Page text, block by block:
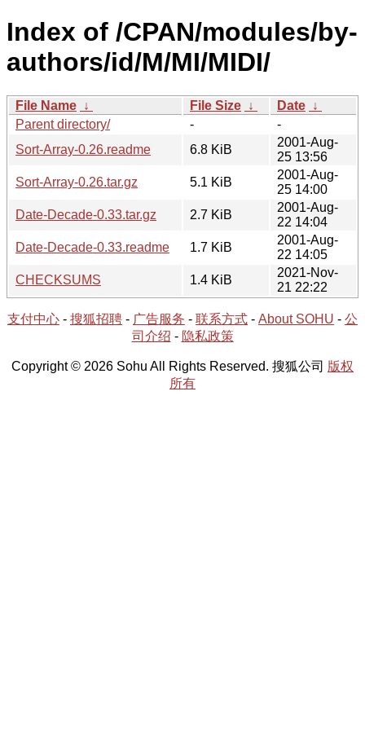
Index of /CPAN/modules/by-
authors/id/M/MI/MIDI/
File Name ↓ File Size ↓ Date ↓
Parent directory/
-
-
Sort-Array-0.26.readme
6.8 KiB
2001-Aug-
25 13:56
Sort-Array-0.26.tar.gz
5.1 KiB
2001-Aug-
25 14:00
Date-Decade-0.33.tar.gz
2.7 KiB
2001-Aug-
22 14:04
Date-Decade-0.33.readme
1.7 KiB
2001-Aug-
22 14:05
CHECKSUMS
1.4 KiB
2021-Nov-
21 22:22
支付中心 - 搜狐招聘 - 广告服务 - 联系方式 - About SOHU - 公
司介绍 - 隐私政策
Copyright © 2026 Sohu All Rights Reserved. 搜狐公司 版权
所有